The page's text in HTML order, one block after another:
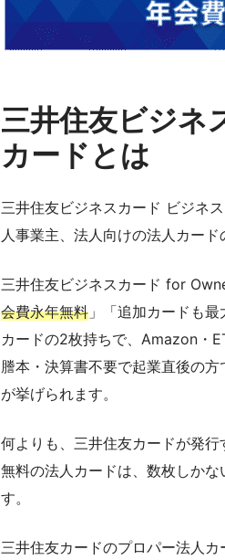
三井住友ビジネ
カードとは
三井住友ビジネスカード ビジネ
人事業主、法人向けの法人カー
三井住友ビジネスカード for
会費永年無料 」「追加カードも
カードの2枚持ちで、Amazon・
謄本・決算書不要で起業直後の
が挙げられます。
何よりも、三井住友カードが発
無料の法人カードは、数枚しか
す。
三井住友カードのプロパー法人